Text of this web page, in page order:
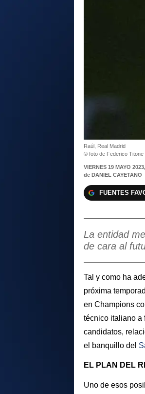
Raúl, Real Madrid
© foto de Federico Titone
VIERNES 19 MAYO
de DANIEL CAYETANO
FUENTES
La entidad
de cara al
Tal y como ha
próxima
en Champions
técnico italiano a
candidatos,
el banquillo del
EL PLAN DEL
Uno de esos